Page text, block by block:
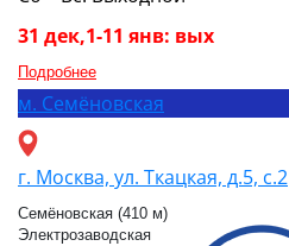
31 дек,1-11 янв: вых
Подробнее
м. Семёновская
г. Москва, ул. Ткацкая, д.5, с.2
Семёновская (410 м)
Электрозаводская